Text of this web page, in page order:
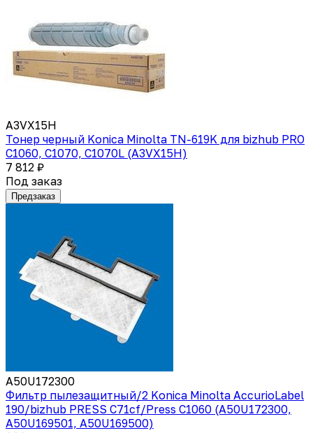
A3VX15H
Тонер черный Konica Minolta TN-619K для bizhub PRO
C1060, C1070, C1070L (A3VX15H)
7 812 ₽
Под заказ
Предзаказ
A50U172300
Фильтр пылезащитный/2 Konica Minolta AccurioLabel
190/bizhub PRESS C71cf/Press C1060 (A50U172300,
A50U169501, A50U169500)